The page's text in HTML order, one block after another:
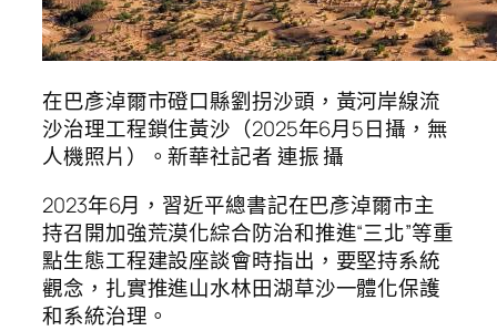
在巴彥淖爾市磴口縣劉拐沙頭，黃河岸線流
沙治理工程鎖住黃沙（2025年6月5日攝，無
人機照片）。新華社記者 連振 攝
2023年6月，習近平總書記在巴彥淖爾市主
持召開加強荒漠化綜合防治和推進“三北”等重
點生態工程建設座談會時指出，要堅持系統
觀念，扎實推進山水林田湖草沙一體化保護
和系統治理。